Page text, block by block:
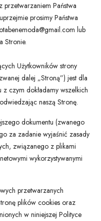
Państwa
prosimy Państwa
lub
Stronie.
Użytkowników strony
dalej „Stroną”) jest dla
czym dokładamy wszelkich
naszą Stronę.
dokumentu (zwanego
za zadanie wyjaśnić zasady
związanego z plikami
wykorzystywanymi
przetwarzanych
plików cookies oraz
w niniejszej Polityce